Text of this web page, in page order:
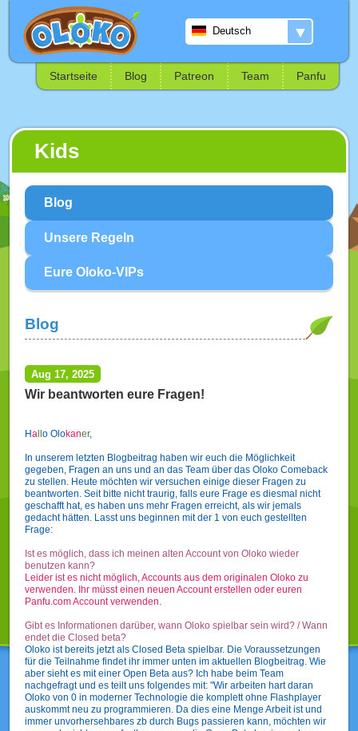
▼
Deutsch
Startseite Blog Patreon Team Panfu
Kids
Blog
Unsere Regeln
Eure Oloko-VIPs
Blog
Aug 17, 2025
Wir beantworten eure Fragen!
Ha o Olokaner,
In unserem letzten Blogbeitrag haben wir euch die Möglichkeit
gegeben, Fragen an uns und an das Team über das Oloko Comeback
zu stellen. Heute möchten wir versuchen einige dieser Fragen zu
beantworten. Seit bitte nicht traurig, falls eure Frage es diesmal nicht
geschafft hat, es haben uns mehr Fragen erreicht, als wir jemals
gedacht hätten. Lasst uns beginnen mit der 1 von euch gestellten
Frage:
Ist es möglich, dass ich meinen alten Account von Oloko wieder
benutzen kann?
Leider ist es nicht möglich, Accounts aus dem originalen Oloko zu
verwenden. Ihr müsst einen neuen Account erstellen oder euren
Panfu.com Account verwenden.
Gibt es Informationen darüber, wann Oloko spielbar sein wird? / Wann
endet die Closed beta?
Oloko ist bereits jetzt als Closed Beta spielbar. Die Voraussetzungen
für die Teilnahme findet ihr immer unten im aktuellen Blogbeitrag. Wie
aber sieht es mit einer Open Beta aus? Ich habe beim Team
nachgefragt und es teilt uns folgendes mit: "Wir arbeiten hart daran
Oloko von 0 in moderner Technologie die komplett ohne Flashplayer
auskommt neu zu programmieren. Da dies eine Menge Arbeit ist und
immer unvorhersehbares zb durch Bugs passieren kann, möchten wir